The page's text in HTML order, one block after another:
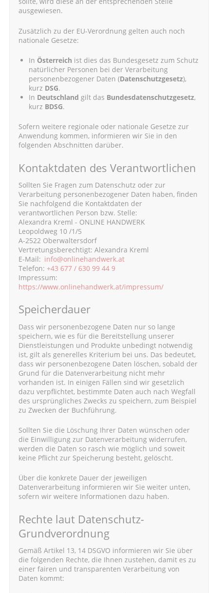
ausgewiesen.
Zusätzlich zu der EU-Verordnung gelten auch noch
nationale Gesetze:
In Österreich ist dies das Bundesgesetz zum Schutz
natürlicher Personen bei der Verarbeitung
personenbezogener Daten (Datenschutzgesetz),
kurz DSG.
In Deutschland gilt das Bundesdatenschutzgesetz,
kurz BDSG.
Sofern weitere regionale oder nationale Gesetze zur
Anwendung kommen, informieren wir Sie in den
folgenden Abschnitten darüber.
Kontaktdaten des Verantwortlichen
Sollten Sie Fragen zum Datenschutz oder zur
Verarbeitung personenbezogener Daten haben, finden
Sie nachfolgend die Kontaktdaten der
verantwortlichen Person bzw. Stelle:
Alexandra Kreml - ONLINE HANDWERK
Leopoldweg 10 /1/5
A-2522 Oberwaltersdorf
Vertretungsberechtigt: Alexandra Kreml
E-Mail: info@onlinehandwerk.at
Telefon:+43 677 / 630 99 44 9
Impressum:
https://www.onlinehandwerk.at/impressum/
Speicherdauer
Dass wir personenbezogene Daten nur so lange
speichern, wie es für die Bereitstellung unserer
Dienstleistungen und Produkte unbedingt notwendig
ist, gilt als generelles Kriterium bei uns. Das bedeutet,
dass wir personenbezogene Daten löschen, sobald der
Grund für die Datenverarbeitung nicht mehr
vorhanden ist. In einigen Fällen sind wir gesetzlich
dazu verpflichtet, bestimmte Daten auch nach Wegfall
des ursprüngliches Zwecks zu speichern, zum Beispiel
zu Zwecken der Buchführung.
Sollten Sie die Löschung Ihrer Daten wünschen oder
die Einwilligung zur Datenverarbeitung widerrufen,
werden die Daten so rasch wie möglich und soweit
keine Pflicht zur Speicherung besteht, gelöscht.
Über die konkrete Dauer der jeweiligen
Datenverarbeitung informieren wir Sie weiter unten,
sofern wir weitere Informationen dazu haben.
Rechte laut Datenschutz-
Grundverordnung
Gemäß Artikel 13, 14 DSGVO informieren wir Sie über
die folgenden Rechte, die Ihnen zustehen, damit es zu
einer fairen und transparenten Verarbeitung von
Daten kommt: